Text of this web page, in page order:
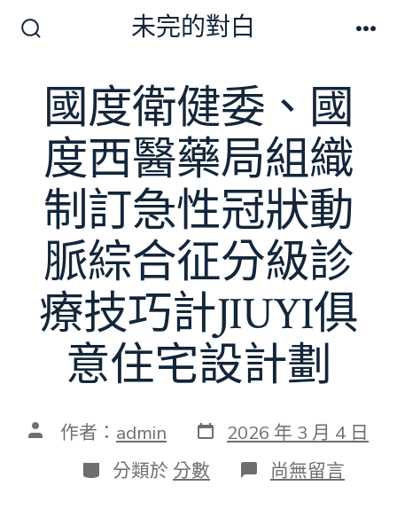
切
開
關
未完的對白
國度衛健委、國
度西醫藥局組織
制訂急性冠狀動
脈綜合征分級診
療技巧計JIUYI俱
意住宅設計劃
文 作者： admin 發
表
日
期
2026 年 3 月 4 日
分
類
分類於 分數 在
〈國
尚無留言